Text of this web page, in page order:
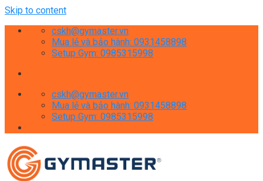
Skip to content
cskh@gymaster.vn
Mua lẻ và bảo hành: 0931458898
Setup Gym: 0985315998
cskh@gymaster.vn
Mua lẻ và bảo hành: 0931458898
Setup Gym: 0985315998